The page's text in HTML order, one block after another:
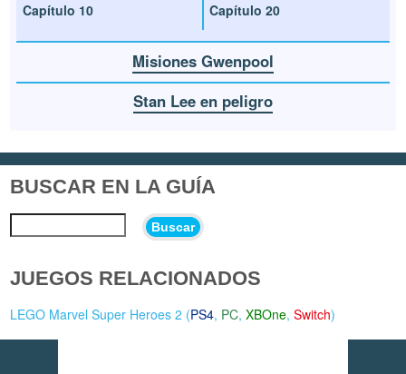
Capítulo 10
Capítulo 20
Misiones Gwenpool
Stan Lee en peligro
BUSCAR EN LA GUÍA
Buscar
JUEGOS RELACIONADOS
LEGO Marvel Super Heroes 2 (PS4, PC,XBOne,Switch)